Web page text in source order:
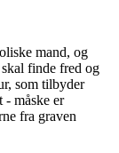
mand, og
finde fred og
som tilbyder
måske er
fra graven